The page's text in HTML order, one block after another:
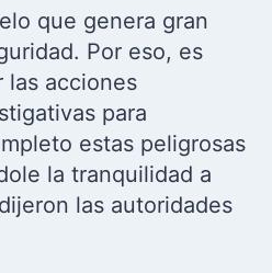
que genera gran
Por eso, es
las acciones
para
estas peligrosas
la tranquilidad a
las autoridades